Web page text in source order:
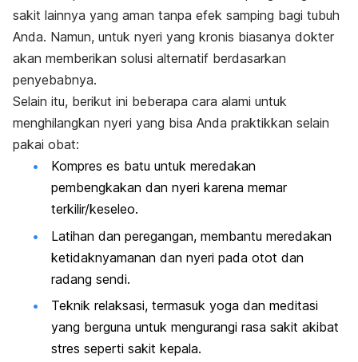
sakit lainnya yang aman tanpa efek samping bagi tubuh
Anda. Namun, untuk nyeri yang kronis biasanya dokter
akan memberikan solusi alternatif berdasarkan
penyebabnya.
Selain itu, berikut ini beberapa cara alami untuk
menghilangkan nyeri yang bisa Anda praktikkan selain
pakai obat:
Kompres es batu untuk meredakan
pembengkakan dan nyeri karena memar
terkilir/keseleo.
Latihan dan peregangan, membantu meredakan
ketidaknyamanan dan nyeri pada otot dan
radang sendi.
Teknik relaksasi, termasuk yoga dan meditasi
yang berguna untuk mengurangi rasa sakit akibat
stres seperti sakit kepala.